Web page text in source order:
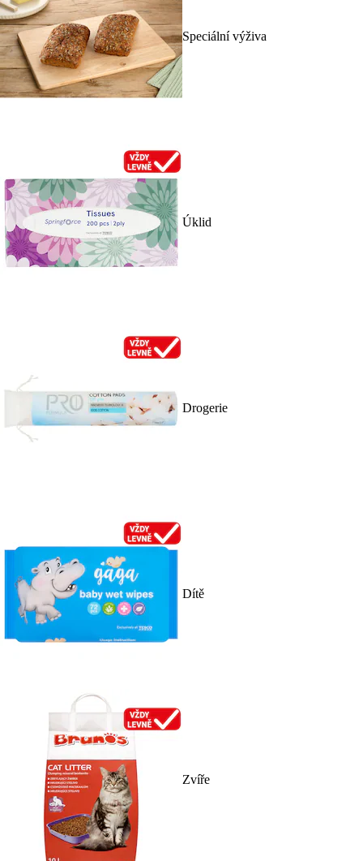
Speciální výživa
Úklid
Drogerie
Dítě
Zvíře